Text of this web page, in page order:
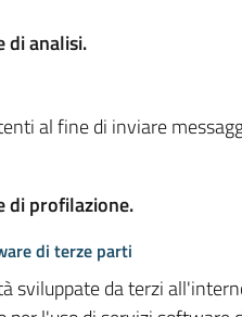
di analisi.
al fine di inviare
di profilazione.
di terze parti
sviluppate da terzi